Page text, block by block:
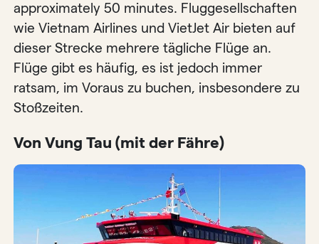
approximately 50 minutes. Fluggesellschaften
wie Vietnam Airlines und VietJet Air bieten auf
dieser Strecke mehrere tägliche Flüge an.
Flüge gibt es häufig, es ist jedoch immer
ratsam, im Voraus zu buchen, insbesondere zu
Stoßzeiten.
Von Vung Tau (mit der Fähre)